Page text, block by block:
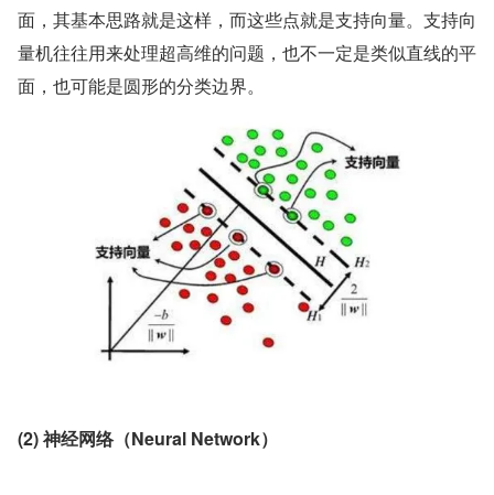
面，其基本思路就是这样，而这些点就是支持向量。支持向
量机往往用来处理超高维的问题，也不一定是类似直线的平
面，也可能是圆形的分类边界。
(2) 神经网络（Neural Network）